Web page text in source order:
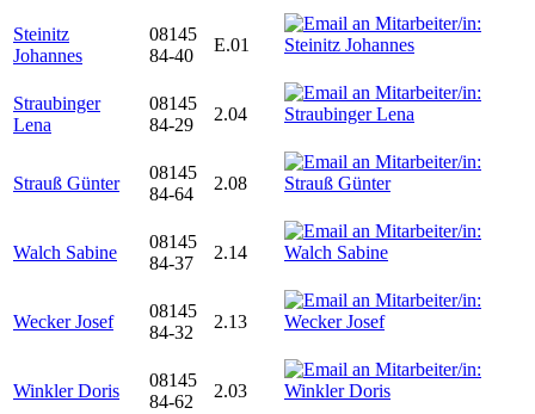
Steinitz
Johannes
08145
84-40
E.01
Straubinger
Lena
08145
84-29
2.04
Strauß Günter
08145
84-64
2.08
Walch Sabine
08145
84-37
2.14
Wecker Josef
08145
84-32
2.13
Winkler Doris
08145
84-62
2.03